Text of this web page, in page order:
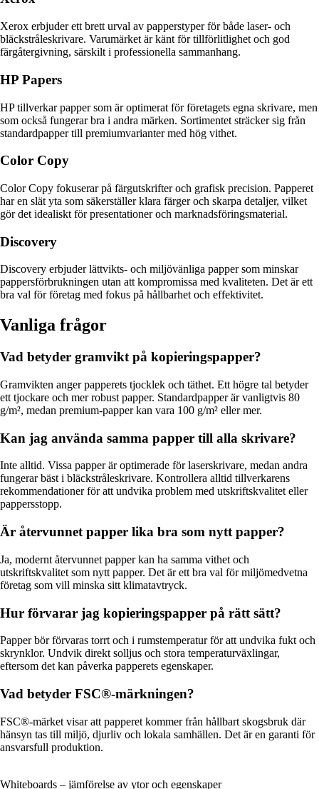
Xerox erbjuder ett brett urval av papperstyper för både laser- och
bläckstråleskrivare. Varumärket är känt för tillförlitlighet och god
färgåtergivning, särskilt i professionella sammanhang.
HP Papers
HP tillverkar papper som är optimerat för företagets egna skrivare, men
som också fungerar bra i andra märken. Sortimentet sträcker sig från
standardpapper till premiumvarianter med hög vithet.
Color Copy
Color Copy fokuserar på färgutskrifter och grafisk precision. Papperet
har en slät yta som säkerställer klara färger och skarpa detaljer, vilket
gör det idealiskt för presentationer och marknadsföringsmaterial.
Discovery
Discovery erbjuder lättvikts- och miljövänliga papper som minskar
pappersförbrukningen utan att kompromissa med kvaliteten. Det är ett
bra val för företag med fokus på hållbarhet och effektivitet.
Vanliga frågor
Vad betyder gramvikt på kopieringspapper?
Gramvikten anger papperets tjocklek och täthet. Ett högre tal betyder
ett tjockare och mer robust papper. Standardpapper är vanligtvis 80
g/m², medan premium-papper kan vara 100 g/m² eller mer.
Kan jag använda samma papper till alla skrivare?
Inte alltid. Vissa papper är optimerade för laserskrivare, medan andra
fungerar bäst i bläckstråleskrivare. Kontrollera alltid tillverkarens
rekommendationer för att undvika problem med utskriftskvalitet eller
pappersstopp.
Är återvunnet papper lika bra som nytt papper?
Ja, modernt återvunnet papper kan ha samma vithet och
utskriftskvalitet som nytt papper. Det är ett bra val för miljömedvetna
företag som vill minska sitt klimatavtryck.
Hur förvarar jag kopieringspapper på rätt sätt?
Papper bör förvaras torrt och i rumstemperatur för att undvika fukt och
skrynklor. Undvik direkt solljus och stora temperaturväxlingar,
eftersom det kan påverka papperets egenskaper.
Vad betyder FSC®-märkningen?
FSC®-märket visar att papperet kommer från hållbart skogsbruk där
hänsyn tas till miljö, djurliv och lokala samhällen. Det är en garanti för
ansvarsfull produktion.
Whiteboards – jämförelse av ytor och egenskaper